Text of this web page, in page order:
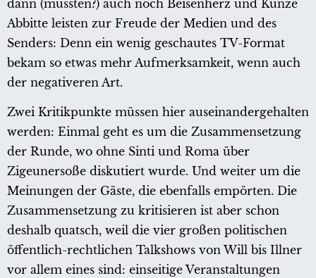
dann (mussten?) auch noch Beisenherz und Kunze
Abbitte leisten zur Freude der Medien und des
Senders: Denn ein wenig geschautes TV-Format
bekam so etwas mehr Aufmerksamkeit, wenn auch
der negativeren Art.
Zwei Kritikpunkte müssen hier auseinandergehalten
werden: Einmal geht es um die Zusammensetzung
der Runde, wo ohne Sinti und Roma über
Zigeunersoße diskutiert wurde. Und weiter um die
Meinungen der Gäste, die ebenfalls empörten. Die
Zusammensetzung zu kritisieren ist aber schon
deshalb quatsch, weil die vier großen politischen
öffentlich-rechtlichen Talkshows von Will bis Illner
vor allem eines sind: einseitige Veranstaltungen